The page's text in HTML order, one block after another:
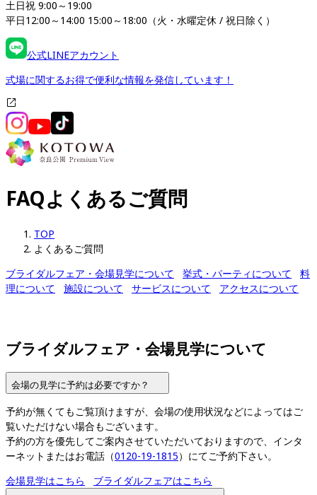
土日祝 9:00～19:00
平日12:00～14:00 15:00～18:00（火・水曜定休 / 祝日除く）
公式LINEアカウント
式場に関するお得で便利な情報を発信しています！
FAQよくあるご質問
TOP
よくあるご質問
ブライダルフェア・会場見学について
挙式・パーティについて
料
理について
施設について サービスについて アクセスについて
ブライダルフェア・会場見学について
会場の見学に予約は必要ですか？
予約が無くてもご覧頂けますが、会場の使用状況などによってはご
覧いただけない場合もございます。
予約の方を優先してご案内させていただいておりますので、インタ
ーネットまたはお電話（0120-19-1815）にてご予約下さい。
会場見学はこちら
ブライダルフェアはこちら